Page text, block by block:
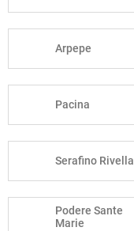
Arpepe
Pacina
Serafino Rivella
Podere Sante
Marie